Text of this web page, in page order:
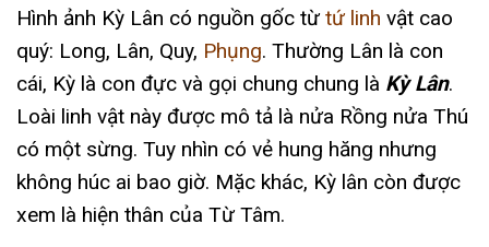
Hình ảnh Kỳ Lân có nguồn gốc từtứ linh vật cao
quý: Long, Lân, Quy, Phụng. Thường Lân là con
cái, Kỳ là con đực và gọi chung chung là Kỳ Lân.
Loài linh vật này được mô tả là nửa Rồng nửa Thú
có một sừng. Tuy nhìn có vẻ hung hăng nhưng
không húc ai bao giờ. Mặc khác, Kỳ lân còn được
xem là hiện thân của Từ Tâm.